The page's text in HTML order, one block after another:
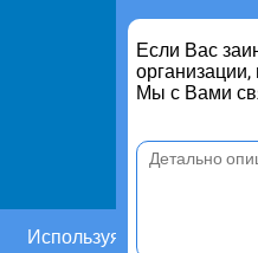
Если Вас
Мы с Вами
Используя этот сайт, Вы
Политика